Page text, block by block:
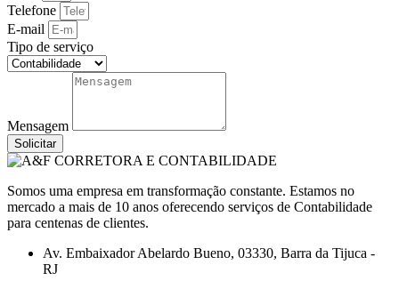
Telefone
E-mail
Tipo de serviço
Mensagem
Solicitar
Somos uma empresa em transformação constante. Estamos no
mercado a mais de 10 anos oferecendo serviços de Contabilidade
para centenas de clientes.
Av. Embaixador Abelardo Bueno, 03330, Barra da Tijuca -
RJ